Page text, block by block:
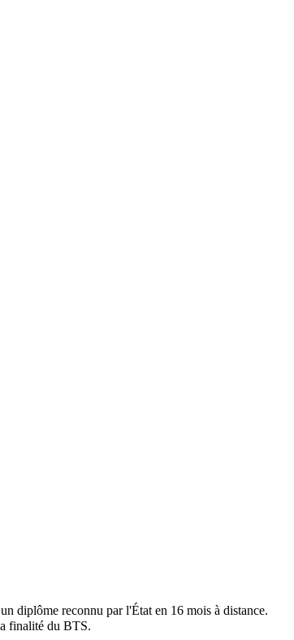
diplôme reconnu par l'État en 16 mois à distance.
finalité du BTS.